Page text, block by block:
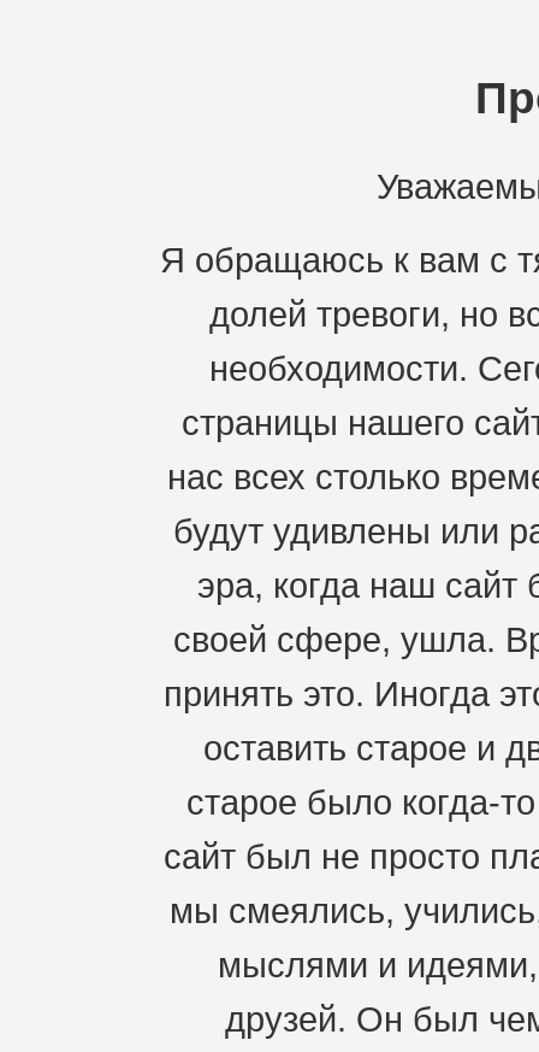
Я обращаюсь к вам с
долей тревоги, но
необходимости.
страницы нашего
нас всех столько
будут удивлены или
эра, когда наш
своей сфере, ушла.
принять это. Иногда
оставить старое и
старое было когда-
сайт был не просто
мы смеялись,
мыслями и
друзей. Он был